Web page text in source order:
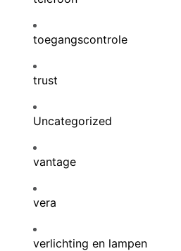
toegangscontrole
trust
Uncategorized
vantage
vera
verlichting en lampen